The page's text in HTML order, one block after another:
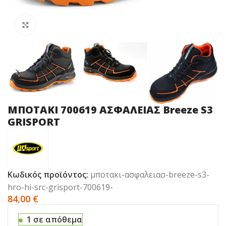
ΜΠΟΤΑΚΙ 700619 ΑΣΦΑΛΕΙΑΣ Breeze S3
GRISPORT
Κωδικός προϊόντος: μποτακι-ασφαλειασ-breeze-s3-
hro-hi-src-grisport-700619-
84,00 €
1 σε απόθεμα